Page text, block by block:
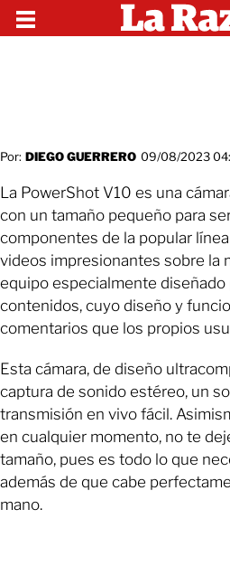
Por: DIEGO GUERRERO 09/08/2023
La PowerShot V10 es una
con un tamaño pequeño para
componentes de la popular
videos impresionantes sobre la
equipo especialmente diseñado
contenidos, cuyo diseño y
comentarios que los propios
Esta cámara, de diseño
captura de sonido estéreo, un
transmisión en vivo fácil.
en cualquier momento, no te
tamaño, pues es todo lo que
además de que cabe
mano.